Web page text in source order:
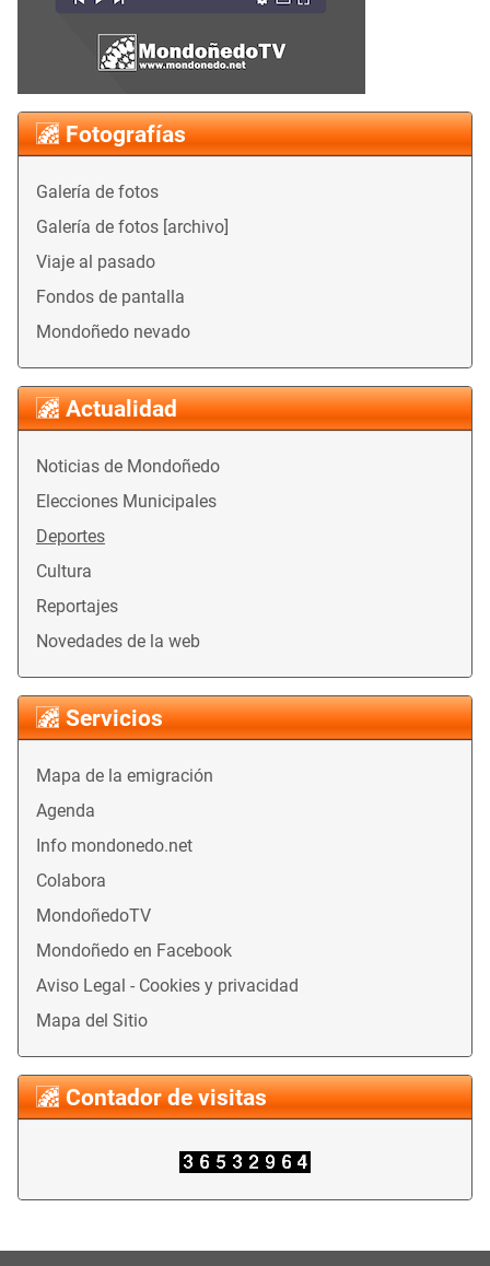
Fotografías
Galería de fotos
Galería de fotos [archivo]
Viaje al pasado
Fondos de pantalla
Mondoñedo nevado
Actualidad
Noticias de Mondoñedo
Elecciones Municipales
Deportes
Cultura
Reportajes
Novedades de la web
Servicios
Mapa de la emigración
Agenda
Info mondonedo.net
Colabora
MondoñedoTV
Mondoñedo en Facebook
Aviso Legal - Cookies y privacidad
Mapa del Sitio
Contador de visitas